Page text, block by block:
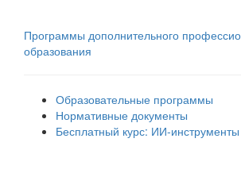
Программы дополнительного
образования
Образовательные программы
Нормативные документы
Бесплатный курс: